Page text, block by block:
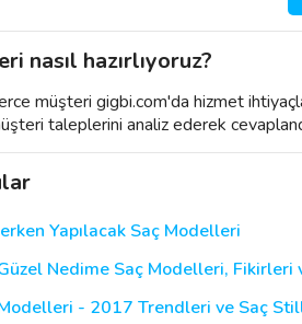
nasıl hazırlıyoruz?
müşteri gigbi.com'da hizmet
taleplerini analiz ederek
Yapılacak Saç Modelleri
Nedime Saç Modelleri, Fikirleri
- 2017 Trendleri ve Saç